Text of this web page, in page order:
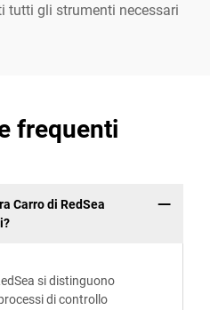
tutti gli strumenti necessari
frequenti
Carro di RedSea
si distinguono
di controllo